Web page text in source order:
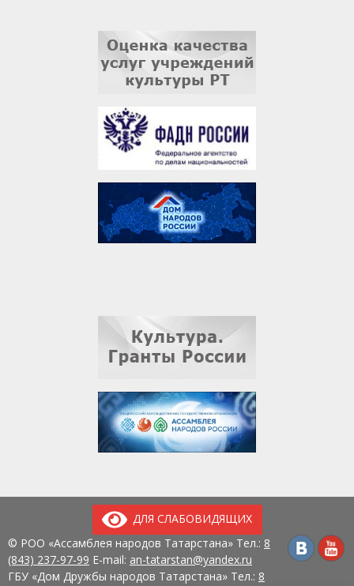
ДЛЯ СЛАБОВИДЯЩИХ
© РОО «Ассамблея народов Татарстана» Тел.: 8
(843) 237-97-99 E-mail: an-tatarstan@yandex.ru
ГБУ «Дом Дружбы народов Татарстана» Тел.: 8